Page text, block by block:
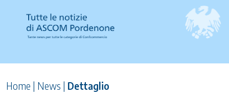
Home | News | Dettaglio